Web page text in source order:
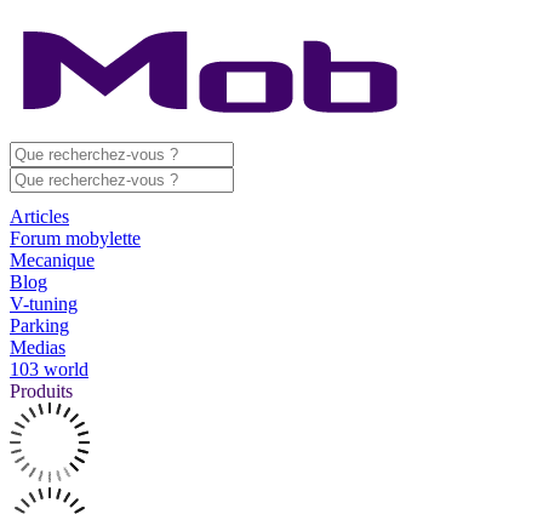
Articles
Forum mobylette
Mecanique
Blog
V-tuning
Parking
Medias
103 world
Produits